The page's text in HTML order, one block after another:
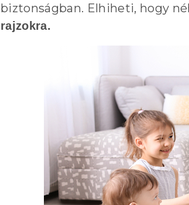
biztonságban. Elhiheti, hogy
rajzokra.